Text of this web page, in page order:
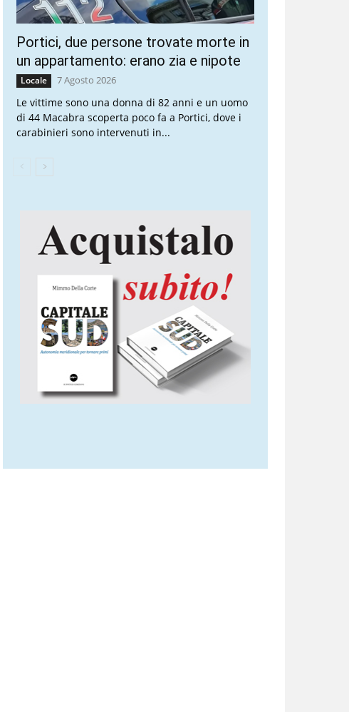
Portici, due persone trovate morte in
un appartamento: erano zia e nipote
Locale 7 Agosto 2026
Le vittime sono una donna di 82 anni e un uomo
di 44 Macabra scoperta poco fa a Portici, dove i
carabinieri sono intervenuti in...